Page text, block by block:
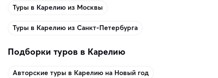
Туры в Карелию из Москвы
Туры в Карелию из Санкт-Петербурга
Подборки туров в Карелию
Авторские туры в Карелию на Новый год